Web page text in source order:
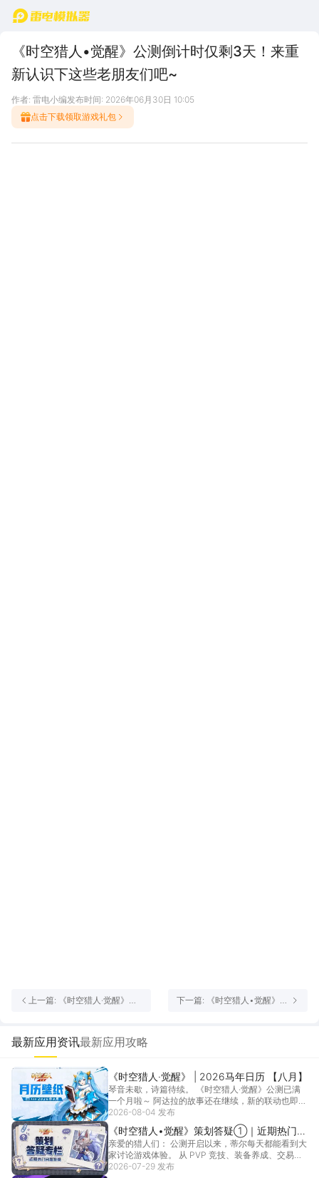
首页
《时空猎人•觉醒》公测倒计时仅剩3天！来重
新认识下这些老朋友们吧~
作者: 雷电小编发布时间: 2026年06月30日 10:05
点击下载领取游戏礼包
上一篇: 《时空猎人·觉醒》内
下一篇: 《时空猎人•觉醒》公
最新应用资讯最新应用攻略
《时空猎人·觉醒》 | 2026马年日历 【八月】
琴音未歇，诗篇待续。 《时空猎人·觉醒》公测已满
一个月啦～ 阿达拉的故事还在继续，新的联动也即将
奏响... [详情]
2026-08-04 发布
《时空猎人•觉醒》策划答疑①｜近期热门问
题Q&A，你关心的问题都有回应
亲爱的猎人们： 公测开启以来，蒂尔每天都能看到大
家讨论游戏体验。 从 PVP 竞技、装备养成、交易
系... [详情]
2026-07-29 发布